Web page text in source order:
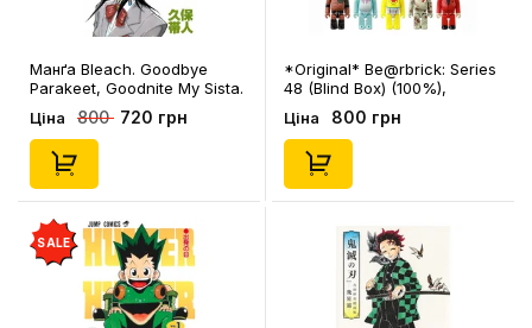
Манґа Bleach. Goodbye
Parakeet, Goodnite My Sista.
Volume 2 (Japanese Edition),
(732374)
Ціна 800 720 грн
*Original* Be@rbrick: Series
48 (Blind Box) (100%),
(240626)
Ціна 800 грн
SALE